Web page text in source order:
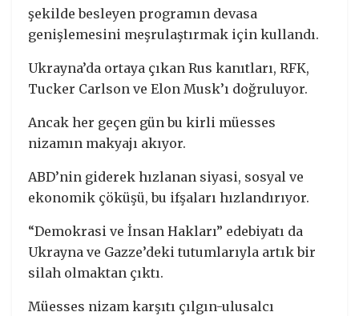
şekilde besleyen programın devasa
genişlemesini meşrulaştırmak için kullandı.
Ukrayna’da ortaya çıkan Rus kanıtları, RFK,
Tucker Carlson ve Elon Musk’ı doğruluyor.
Ancak her geçen gün bu kirli müesses
nizamın makyajı akıyor.
ABD’nin giderek hızlanan siyasi, sosyal ve
ekonomik çöküşü, bu ifşaları hızlandırıyor.
“Demokrasi ve İnsan Hakları” edebiyatı da
Ukrayna ve Gazze’deki tutumlarıyla artık bir
silah olmaktan çıktı.
Müesses nizam karşıtı çılgın-ulusalcı